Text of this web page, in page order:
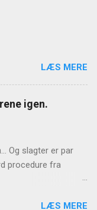
LÆS MERE
igen.
Og slagter er par
procedure fra
LÆS MERE